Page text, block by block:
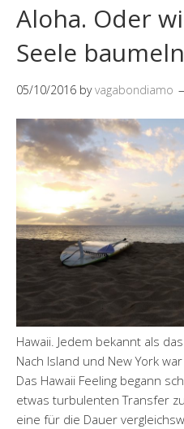
Aloha. Oder
Seele
05/10/2016 byvagabondiamo
Hawaii. Jedem bekannt als
Nach Island und New York
Das Hawaii Feeling begann
etwas turbulenten Transfer
eine für die Dauer